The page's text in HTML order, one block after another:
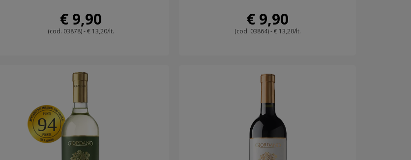
€ 9,90
(cod. 03878) - € 13,20/lt.
€ 9,90
(cod. 03864) - € 13,20/lt.
94